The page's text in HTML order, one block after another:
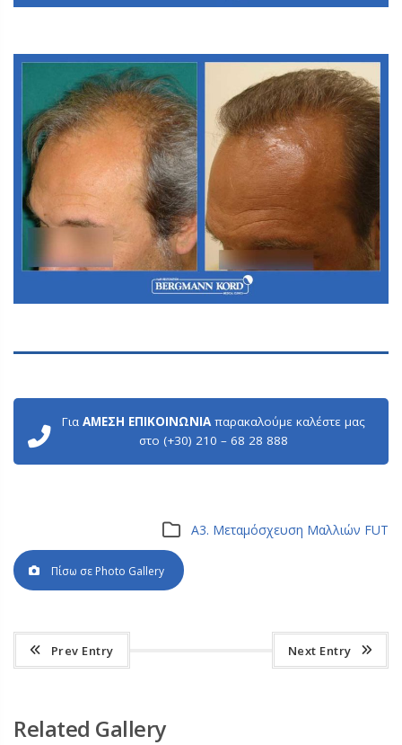
Για ΑΜΕΣΗ ΕΠΙΚΟΙΝΩΝΙΑπαρακαλούμε καλέστε μας
στο (+30) 210 – 68 28 888
Α3. Μεταμόσχευση Μαλλιών FUT
Πίσω σε Photo Gallery
Prev Entry Next Entry
Related Gallery